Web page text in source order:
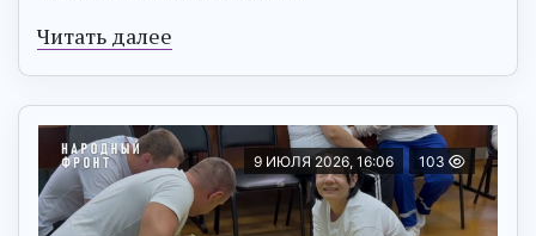
Читать далее
9 ИЮЛЯ 2026, 16:06 103